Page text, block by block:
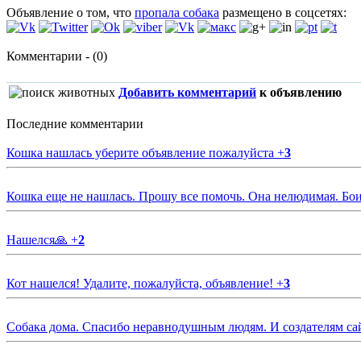
Объявление о том, что пропала собака размещено в соцсетях:
Комментарии - (0)
Добавить комментарий к объявлению
Последние комментарии
Кошка нашлась уберите объявление пожалуйста +3
Кошка еще не нашлась. Прошу все помочь. Она нелюдимая.
Нашелся🙏 +2
Кот нашелся! Удалите, пожалуйста, объявление! +3
Собака дома. Спасибо неравнодушным людям. И создателям